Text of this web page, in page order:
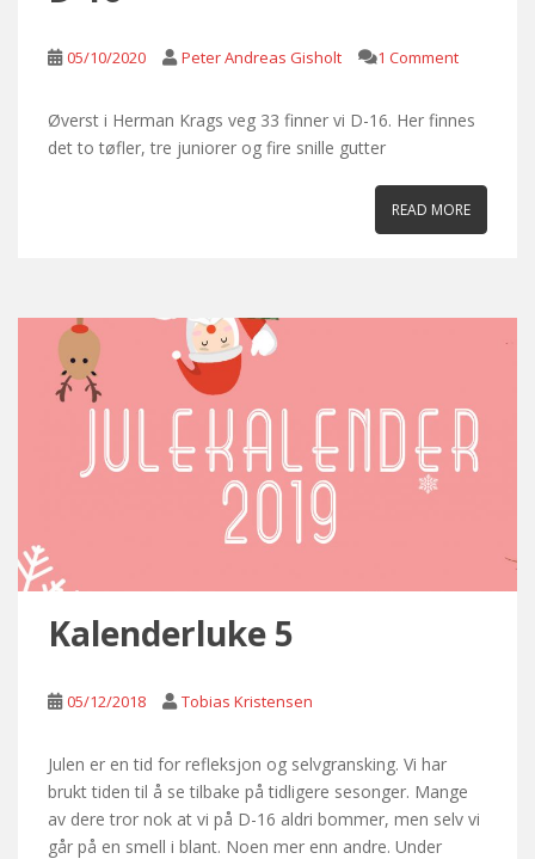
05/10/2020 Peter Andreas Gisholt 1 Comment
Øverst i Herman Krags veg 33 finner vi D-16. Her finnes
det to tøfler, tre juniorer og fire snille gutter
READ MORE
Kalenderluke 5
05/12/2018 Tobias Kristensen
Julen er en tid for refleksjon og selvgransking. Vi har
brukt tiden til å se tilbake på tidligere sesonger. Mange
av dere tror nok at vi på D-16 aldri bommer, men selv vi
går på en smell i blant. Noen mer enn andre. Under